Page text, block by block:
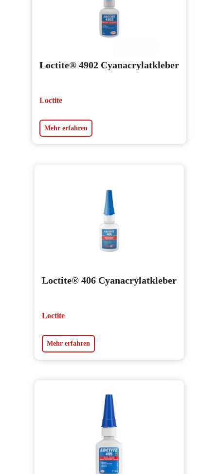
Loctite® 4902 Cyanacrylatkleber
Loctite
Mehr erfahren
Loctite® 406 Cyanacrylatkleber
Loctite
Mehr erfahren